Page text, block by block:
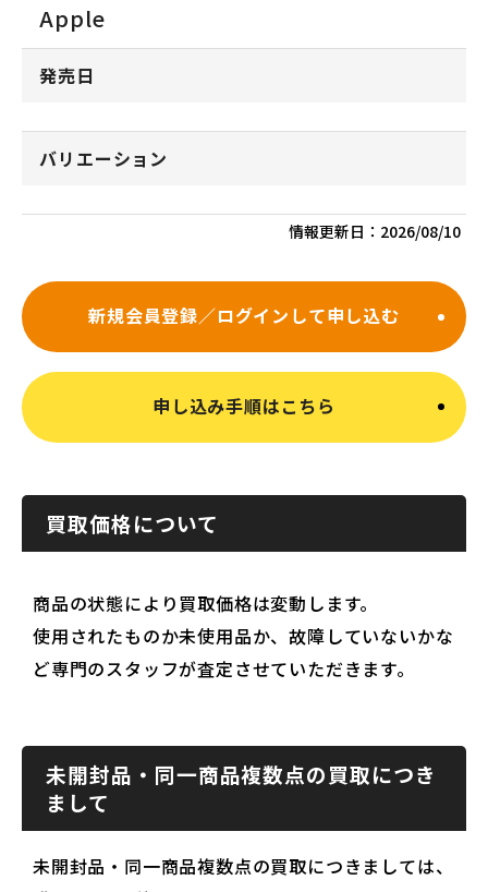
Apple
発売日
バリエーション
情報更新日： 2026/08/10
新規会員登録／ログインして申し込む
申し込み手順はこちら
買取価格について
商品の状態により買取価格は変動します。
使用されたものか未使用品か、故障していないかな
ど専門のスタッフが査定させていただきます。
未開封品・同一商品複数点の買取につき
まして
未開封品・同一商品複数点の買取につきましては、